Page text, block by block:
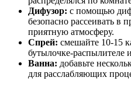
Дифузор: с помощью
безопасно рассеивать в
приятную атмосферу.
Спрей: смешайте 10-15
бутылочке-распылителе
Ванна: добавьте
для расслабляющих